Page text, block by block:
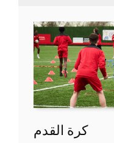
كرة القدم